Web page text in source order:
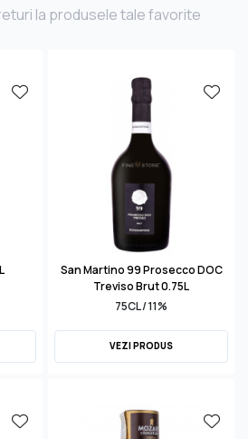
la produsele tale favorite
San Martino 99 Prosecco DOC
Treviso Brut 0.75L
75CL / 11%
VEZI PRODUS